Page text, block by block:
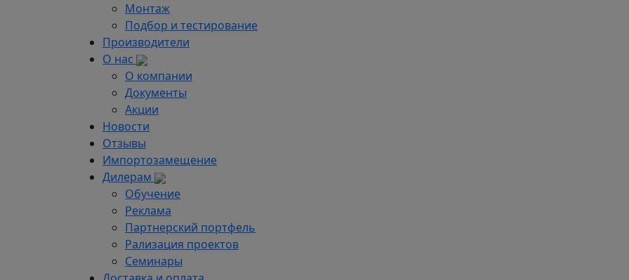
Монтаж
Подбор и тестирование
Производители
О нас
О компании
Документы
Акции
Новости
Отзывы
Импортозамещение
Дилерам
Обучение
Реклама
Партнерский портфель
Рализация проектов
Семинары